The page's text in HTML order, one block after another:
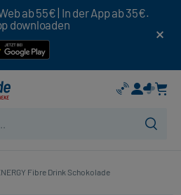
ab 55€ | In der App ab 35€.
downloaden
Fibre Drink Schokolade